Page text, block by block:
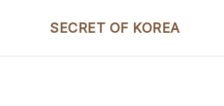
SECRET OF KOREA